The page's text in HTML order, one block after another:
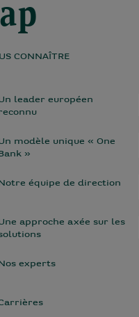
CONNAÎTRE
leader européen
modèle unique « One
»
équipe de direction
approche axée sur les
experts